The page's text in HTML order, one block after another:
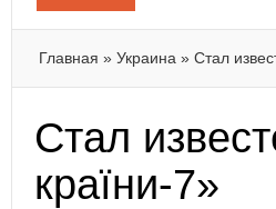
Главная » Украина » Стал
Стал
країни-7»